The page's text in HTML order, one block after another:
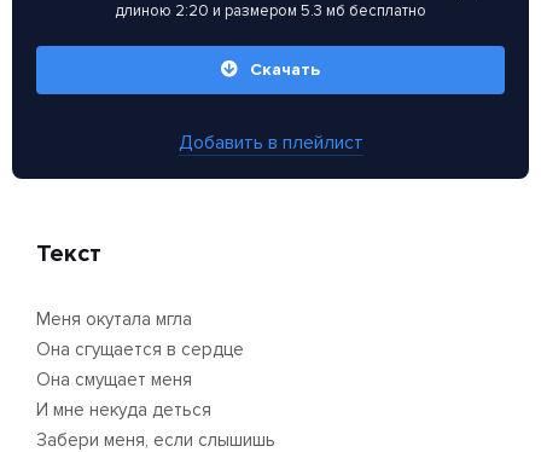
длиною 2:20 и размером 5.3 мб бесплатно
Скачать
Добавить в плейлист
Текст
Меня окутала мгла
Она сгущается в сердце
Она смущает меня
И мне некуда деться
Забери меня, если слышишь